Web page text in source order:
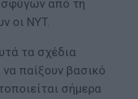
από τη
οι NYT.
τα σχέδια
παίξουν βασικό
σήμερα